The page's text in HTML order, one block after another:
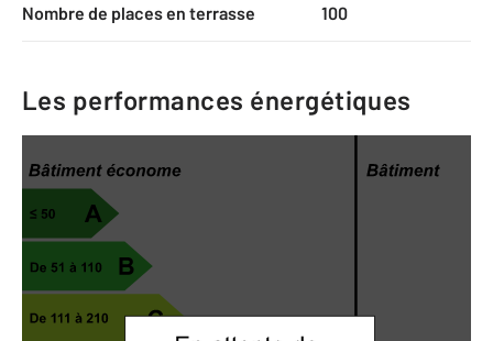
Nombre de places en terrasse 100
Les performances énergétiques